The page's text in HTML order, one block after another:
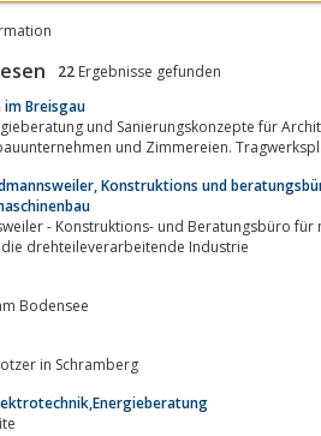
22 Ergebnisse gefunden
im Breisgau
und Stahlbauunternehmen und Zimmereien.
Konstruktions und
drehteileverarbeitende Industrie
Bodensee
in Schramberg